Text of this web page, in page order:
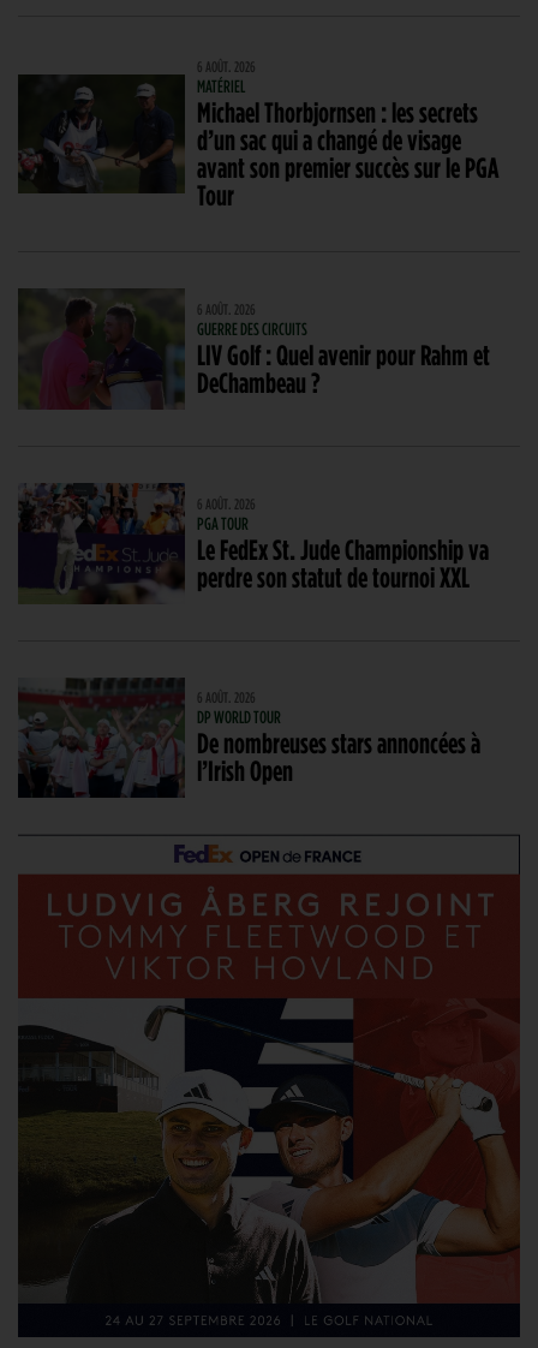
6 AOÛT. 2026
MATÉRIEL
Michael Thorbjornsen : les secrets
d’un sac qui a changé de visage
avant son premier succès sur le PGA
Tour
6 AOÛT. 2026
GUERRE DES CIRCUITS
LIV Golf : Quel avenir pour Rahm et
DeChambeau ?
6 AOÛT. 2026
PGA TOUR
Le FedEx St. Jude Championship va
perdre son statut de tournoi XXL
6 AOÛT. 2026
DP WORLD TOUR
De nombreuses stars annoncées à
l’Irish Open